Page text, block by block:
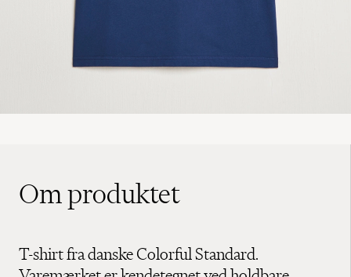
Om produktet
T-shirt fra danske Colorful Standard.